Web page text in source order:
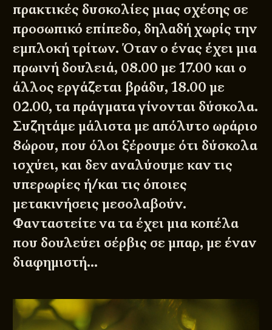
πρακτικές δυσκολίες μιας σχέσης σε
προσωπικό επίπεδο, δηλαδή χωρίς την
εμπλοκή τρίτων. Όταν ο ένας έχει μια
πρωινή δουλειά, 08.00 με 17.00 και ο
άλλος εργάζεται βράδυ, 18.00 με
02.00, τα πράγματα γίνονται δύσκολα.
Συζητάμε μάλιστα με απόλυτο ωράριο
8ώρου, που όλοι ξέρουμε ότι δύσκολα
ισχύει, και δεν αναλύουμε καν τις
υπερωρίες ή/και τις όποιες
μετακινήσεις μεσολαβούν.
Φανταστείτε να τα έχει μια κοπέλα
που δουλεύει σέρβις σε μπαρ, με έναν
διαφημιστή…